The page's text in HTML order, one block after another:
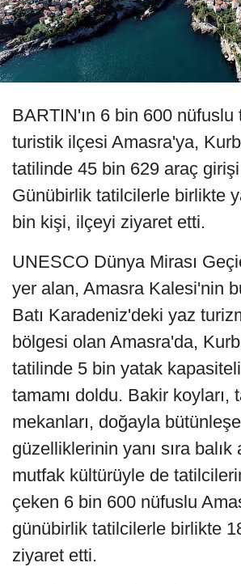
BARTIN'ın 6 bin 600 nüfuslu
turistik ilçesi Amasra'ya,
tatilinde 45 bin 629 araç
Günübirlik tatilcilerle birlikte
bin kişi, ilçeyi ziyaret etti.
UNESCO Dünya Mirası
yer alan, Amasra Kalesi'nin
Batı Karadeniz'deki yaz
bölgesi olan Amasra'da,
tatilinde 5 bin yatak
tamamı doldu. Bakir koyları,
mekanları, doğayla
güzelliklerinin yanı sıra balık
mutfak kültürüyle de
çeken 6 bin 600 nüfuslu
günübirlik tatilcilerle birlikte
ziyaret etti.